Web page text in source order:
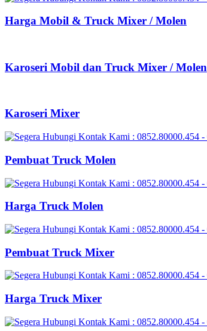
Harga Mobil & Truck Mixer / Molen
Karoseri Mobil dan Truck Mixer / Molen
Karoseri Mixer
Pembuat Truck Molen
Harga Truck Molen
Pembuat Truck Mixer
Harga Truck Mixer